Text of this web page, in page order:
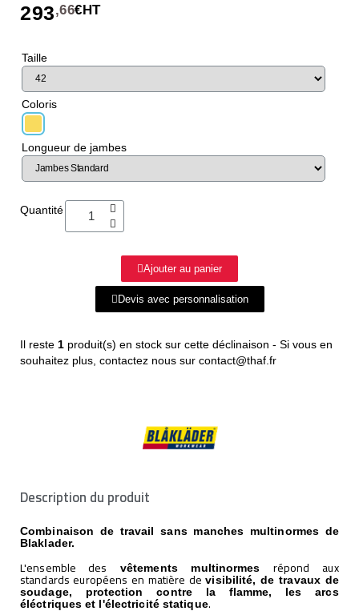
293,66€HT
Taille
Coloris
Longueur de jambes
Quantité
Ajouter au panier
Devis avec personnalisation
Il reste 1 produit(s) en stock sur cette déclinaison - Si vous en
souhaitez plus, contactez nous sur contact@thaf.fr
Description du produit
Combinaison de travail sans manches multinormes de
Blaklader.
L'ensemble des vêtements multinormes répond aux
standards européens en matière devisibilité, de travaux de
soudage, protection contre la flamme, les arcs
éléctriques et l'électricité statique.